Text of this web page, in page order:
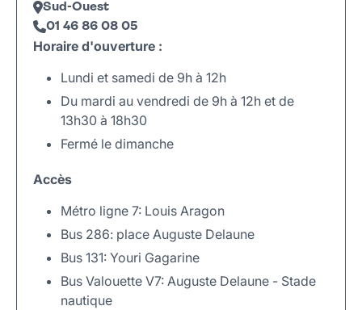
Sud-Ouest
01 46 86 08 05
Horaire d'ouverture :
Lundi et samedi de 9h à 12h
Du mardi au vendredi de 9h à 12h et de
13h30 à 18h30
Fermé le dimanche
Accès
Métro ligne 7: Louis Aragon
Bus 286: place Auguste Delaune
Bus 131: Youri Gagarine
Bus Valouette V7: Auguste Delaune - Stade
nautique